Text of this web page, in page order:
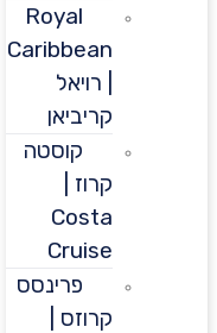
Royal
Caribbean
קריביאן
קוסטה
Costa
Cruise
פרינסס
קרוזס |